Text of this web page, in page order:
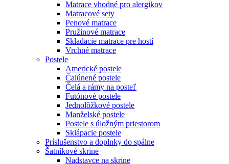
Matrace vhodné pro alergikov
Matracové sety
Penové matrace
Pružinové matrace
Skladacie matrace pre hostí
Vrchné matrace
Postele
Americké postele
Čalúnené postele
Čelá a rámy na posteľ
Futónové postele
Jednolôžkové postele
Manželské postele
Postele s úložným priestorom
Sklápacie postele
Príslušenstvo a doplnky do spálne
Šatníkové skrine
Nadstavce na skrine